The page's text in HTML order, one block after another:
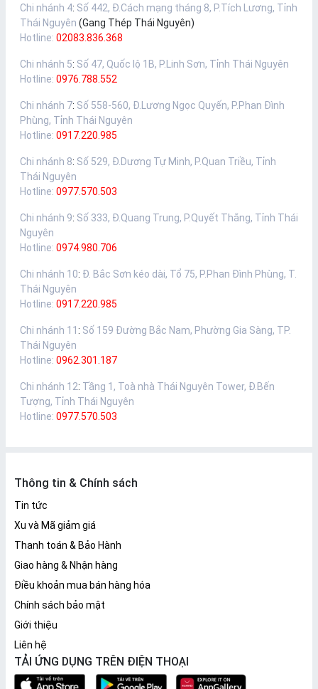
Chi nhánh 4: Số 442, Đ.Cách mạng tháng 8, P.Tích Lương, Tỉnh
Thái Nguyên (Gang Thép Thái Nguyên)
Hotline: 02083.836.368
Chi nhánh 5: Số 47, Quốc lộ 1B, P.Linh Sơn, Tỉnh Thái Nguyên
Hotline: 0976.788.552
Chi nhánh 7: Số 558-560, Đ.Lương Ngọc Quyến, P.Phan Đình
Phùng, Tỉnh Thái Nguyên
Hotline: 0917.220.985
Chi nhánh 8: Số 529, Đ.Dương Tự Minh, P.Quan Triều, Tỉnh
Thái Nguyên
Hotline: 0977.570.503
Chi nhánh 9: Số 333, Đ.Quang Trung, P.Quyết Thắng, Tỉnh Thái
Nguyên
Hotline: 0974.980.706
Chi nhánh 10: Đ. Bắc Sơn kéo dài, Tổ 75, P.Phan Đình Phùng, T.
Thái Nguyên
Hotline: 0917.220.985
Chi nhánh 11 : Số 159 Đường Bắc Nam, Phường Gia Sàng, TP.
Thái Nguyên
Hotline: 0962.301.187
Chi nhánh 12: Tầng 1, Toà nhà Thái Nguyên Tower, Đ.Bến
Tượng, Tỉnh Thái Nguyên
Hotline: 0977.570.503
Thông tin & Chính sách
Tin tức
Xu và Mã giảm giá
Thanh toán & Bảo Hành
Giao hàng & Nhận hàng
Điều khoản mua bán hàng hóa
Chính sách bảo mật
Giới thiệu
Liên hệ
TẢI ỨNG DỤNG TRÊN ĐIỆN THOẠI